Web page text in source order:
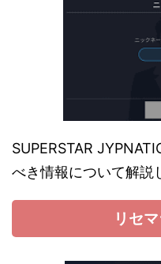
SUPERSTAR
べき情報について解説
リセ